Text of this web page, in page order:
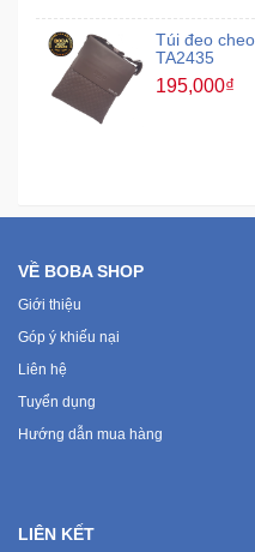
Túi đeo
TA2435
195,000₫
VỀ BOBA SHOP
Giới thiệu
Góp ý khiếu nại
Liên hệ
Tuyển dụng
Hướng dẫn mua hàng
LIÊN KẾT